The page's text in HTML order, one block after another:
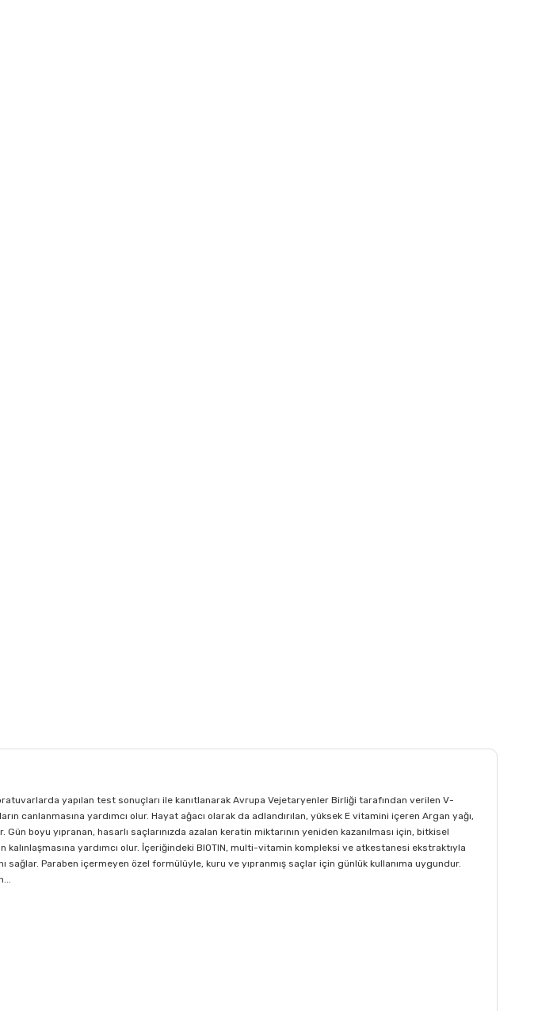
yapılan test sonuçları ile kanıtlanarak Avrupa Vejetaryenler Birliği tarafından verilen V-
canlanmasına yardımcı olur. Hayat ağacı olarak da adlandırılan, yüksek E vitamini içeren Argan yağı,
boyu yıpranan, hasarlı saçlarınızda azalan keratin miktarının yeniden kazanılması için, bitkisel
yardımcı olur. İçeriğindeki BIOTIN, multi-vitamin kompleksi ve atkestanesi ekstraktıyla
sağlar. Paraben içermeyen özel formülüyle, kuru ve yıpranmış saçlar için günlük kullanıma uygundur.